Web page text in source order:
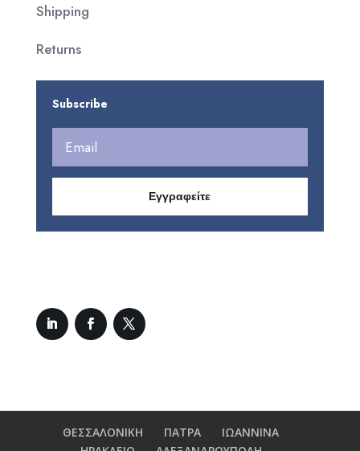
Shipping
Returns
Subscribe
Εγγραφείτε
ΘΕΣΣΑΛΟΝΙΚΗ ΠΑΤΡΑ
ΙΩΑΝΝΙΝΑ